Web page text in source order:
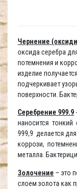
Чернение
оксида серебра
потемнения и
изделие
подчеркивает
поверхности.
Серебрение 999.9
наносится тонкий
999,9 делается
коррози,
металла.
Золочение – это
слоем золота как